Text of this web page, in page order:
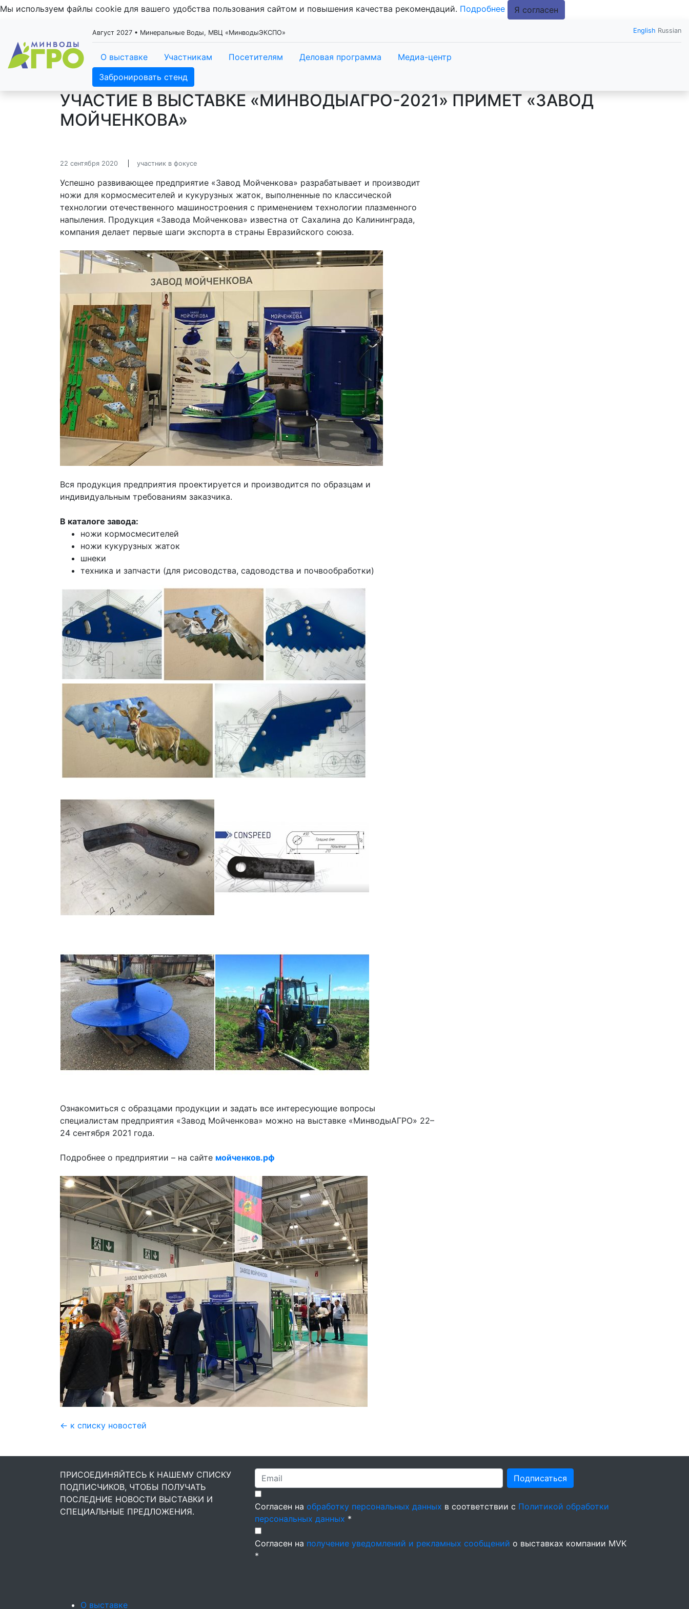
Мы используем файлы cookie для вашего удобства пользования сайтом и повышения качества рекомендаций. Подробнее Я согласен
Август 2027 • Минеральные Воды, МВЦ «МинводыЭКСПО» English Russian
О выставке Участникам Посетителям Деловая программа
Медиа-центр
Забронировать стенд
УЧАСТИЕ В ВЫСТАВКЕ «МИНВОДЫАГРО-2021» ПРИМЕТ «ЗАВОД
МОЙЧЕНКОВА»
22 сентября 2020 участник в фокусе
Успешно развивающее предприятие «Завод Мойченкова» разрабатывает и производит
ножи для кормосмесителей и кукурузных жаток, выполненные по классической
технологии отечественного машиностроения с применением технологии плазменного
напыления. Продукция «Завода Мойченкова» известна от Сахалина до Калининграда,
компания делает первые шаги экспорта в страны Евразийского союза.
Вся продукция предприятия проектируется и производится по образцам и
индивидуальным требованиям заказчика.
В каталоге завода:
ножи кормосмесителей
ножи кукурузных жаток
шнеки
техника и запчасти (для рисоводства, садоводства и почвообработки)
Ознакомиться с образцами продукции и задать все интересующие вопросы
специалистам предприятия «Завод Мойченкова» можно на выставке «МинводыАГРО» 22–
24 сентября 2021 года.
Подробнее о предприятии – на сайте мойченков.рф
← к списку новостей
ПРИСОЕДИНЯЙТЕСЬ К НАШЕМУ СПИСКУ
ПОДПИСЧИКОВ, ЧТОБЫ ПОЛУЧАТЬ
ПОСЛЕДНИЕ НОВОСТИ ВЫСТАВКИ И
СПЕЦИАЛЬНЫЕ ПРЕДЛОЖЕНИЯ.
Подписаться
Согласен на обработку персональных данных в соответствии с Политикой обработки
персональных данных *
Согласен на получение уведомлений и рекламных сообщений о выставках компании MVK
*
О выставке